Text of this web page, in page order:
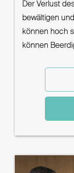
Der Verlust
bewältigen
können hoch
können